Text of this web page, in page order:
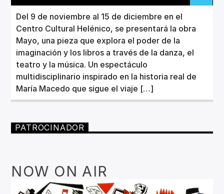
Del 9 de noviembre al 15 de diciembre en el
Centro Cultural Helénico, se presentará la obra
Mayo, una pieza que explora el poder de la
imaginación y los libros a través de la danza, el
teatro y la música. Un espectáculo
multidisciplinario inspirado en la historia real de
María Macedo que sigue el viaje […]
PATROCINADOR
NOW ON AIR